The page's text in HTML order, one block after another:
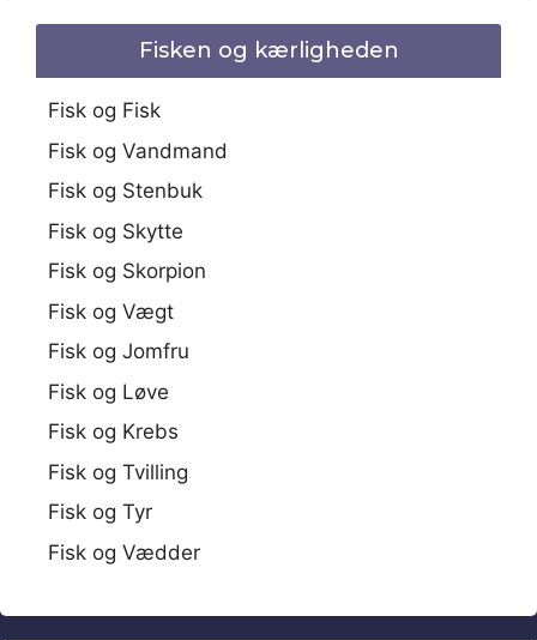
Fisken og kærligheden
Fisk og Fisk
Fisk og Vandmand
Fisk og Stenbuk
Fisk og Skytte
Fisk og Skorpion
Fisk og Vægt
Fisk og Jomfru
Fisk og Løve
Fisk og Krebs
Fisk og Tvilling
Fisk og Tyr
Fisk og Vædder